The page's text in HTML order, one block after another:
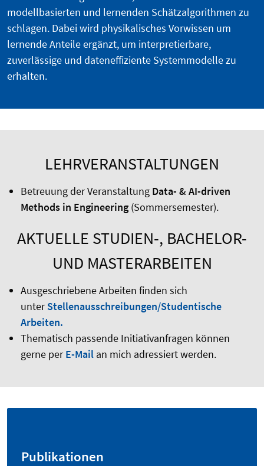
modellbasierten und lernenden Schätzalgorithmen zu
schlagen. Dabei wird physikalisches Vorwissen um
lernende Anteile ergänzt, um interpretierbare,
zuverlässige und dateneffiziente Systemmodelle zu
erhalten.
LEHRVERANSTALTUNGEN
Betreuung der Veranstaltung Data- & AI-driven
Methods in Engineering(Sommersemester).
AKTUELLE STUDIEN-, BACHELOR-
UND MASTERARBEITEN
Ausgeschriebene Arbeiten finden sich
unterStellenausschreibungen/Studentische
Arbeiten.
Thematisch passende Initiativanfragen können
gerne perE-Mailan mich adressiert werden.
Publikationen